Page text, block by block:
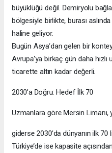
büyüklüğü değil. Demiryolu
bölgesiyle birlikte, burası
haline geliyor.
Bugün Asya’dan gelen bir
Avrupa’ya birkaç gün daha hızlı
ticarette altın kadar değerli.
2030’a Doğru: Hedef İlk 70
Uzmanlara göre Mersin Limanı,
giderse 2030’da dünyanın ilk 70
Türkiye’de ise kapasite